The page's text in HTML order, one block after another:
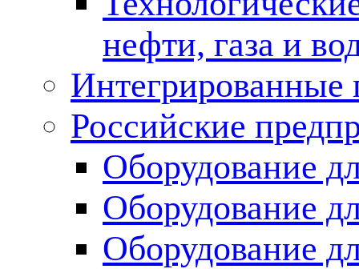
нефти, газа и
Российские
Оборудование
Оборудование
Оборудование